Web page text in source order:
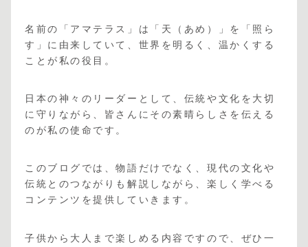
名前の「アマテラス」は「天（あめ）」を「照ら
す」に由来していて、世界を明るく、温かくする
ことが私の役目。
日本の神々のリーダーとして、伝統や文化を大切
に守りながら、皆さんにその素晴らしさを伝える
のが私の使命です。
このブログでは、物語だけでなく、現代の文化や
伝統とのつながりも解説しながら、楽しく学べる
コンテンツを提供していきます。
子供から大人まで楽しめる内容ですので、ぜひ一